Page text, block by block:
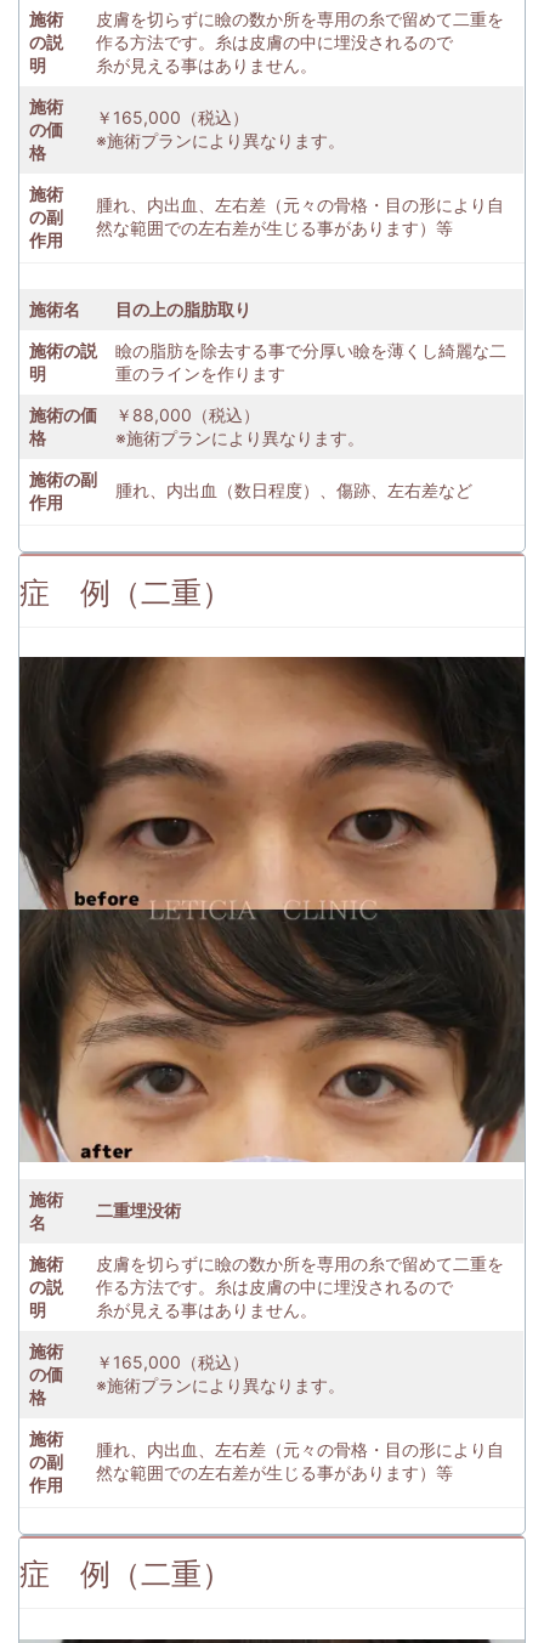
施術
の説
明
皮膚を切らずに瞼の数か所を専用の糸で留めて二重を
作る方法です。糸は皮膚の中に埋没されるので
糸が見える事はありません。
施術
の価
格
￥165,000（税込）
※施術プランにより異なります。
施術
の副
作用
腫れ、内出血、左右差（元々の骨格・目の形により自
然な範囲での左右差が生じる事があります）等
施術名
目の上の脂肪取り
施術の説
明
瞼の脂肪を除去する事で分厚い瞼を薄くし綺麗な二
重のラインを作ります
施術の価
格
￥88,000（税込）
※施術プランにより異なります。
施術の副
作用
腫れ、内出血（数日程度）、傷跡、左右差など
症 例（二重）
施術
名
二重埋没術
施術
の説
明
皮膚を切らずに瞼の数か所を専用の糸で留めて二重を
作る方法です。糸は皮膚の中に埋没されるので
糸が見える事はありません。
施術
の価
格
￥165,000（税込）
※施術プランにより異なります。
施術
の副
作用
腫れ、内出血、左右差（元々の骨格・目の形により自
然な範囲での左右差が生じる事があります）等
症 例（二重）